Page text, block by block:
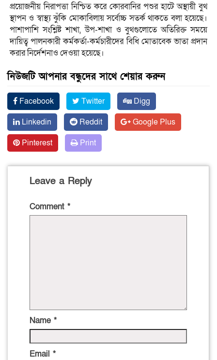
প্রয়োজনীয় নিরাপত্তা নিশ্চিত করে কোরবানির পশুর হাটে অস্থায়ী বুথ
স্থাপন ও স্বাস্থ্য ঝুঁকি মোকাবিলায় সর্বোচ্চ সতর্ক থাকতে বলা হয়েছে।
পাশাপাশি সংশ্লিষ্ট শাখা, উপ-শাখা ও বুথগুলোতে অতিরিক্ত সময়ে
দায়িত্ব পালনকারী কর্মকর্তা-কর্মচারীদের বিধি মোতাবেক ভাতা প্রদান
করার নির্দেশনাও দেওয়া হয়েছে।
নিউজটি আপনার বন্ধুদের সাথে শেয়ার করুন
Facebook Twitter
Digg
Linkedin
Reddit
Google Plus
Pinterest
Print
Leave a Reply
Comment *
Name *
Email *